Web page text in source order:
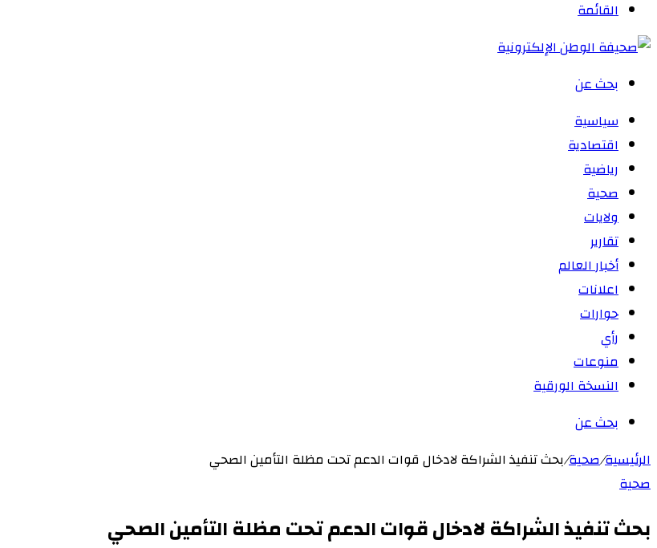
القائمة
بحث عن
سياسية
اقتصادية
رياضية
صحية
ولايات
تقارير
أخبار العالم
اعلانات
حوارات
رأي
منوعات
النسخة الورقية
بحث عن
الرئيسية/صحية/بحث تنفيذ الشراكة لادخال قوات الدعم تحت مظلة التأمين الصحي
صحية
بحث تنفيذ الشراكة لادخال قوات الدعم تحت مظلة التأمين الصحي